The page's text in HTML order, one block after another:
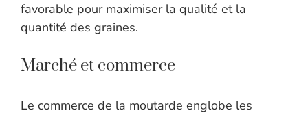
favorable pour maximiser la qualité et la
quantité des graines.
Marché et commerce
Le commerce de la moutarde englobe les